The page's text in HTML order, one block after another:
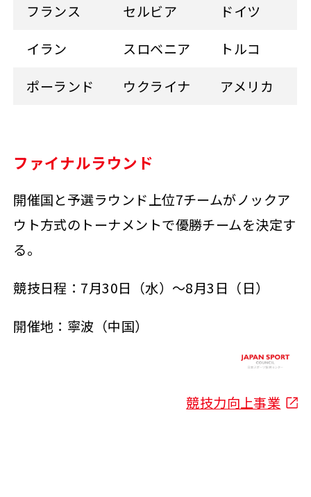
フランス
セルビア
ドイツ
イラン
スロベニア
トルコ
ポーランド
ウクライナ アメリカ
ファイナルラウンド
開催国と予選ラウンド上位7チームがノックア
ウト方式のトーナメントで優勝チームを決定す
る。
競技日程：7月30日（水）～8月3日（日）
開催地：寧波（中国）
競技力向上事業